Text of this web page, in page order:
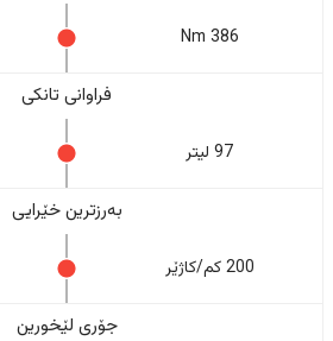
386 Nm
فراوانی تانکی
97 لیتر
بەرزترین خێرایی
200 کم/کاژێر
جۆری لێخورین